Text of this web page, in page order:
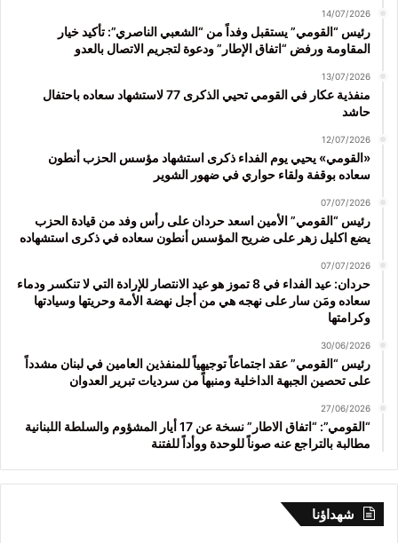
14/07/2026
رئيس “القومي” يستقبل وفداً من “الشعبي الناصري”: تأكيد خيار
المقاومة ورفض “اتفاق الإطار” ودعوة لتجريم الاتصال بالعدو
13/07/2026
منفذية عكار في القومي تحيي الذكرى 77 لاستشهاد سعاده باحتفال
حاشد
12/07/2026
«القومي» يحيي يوم الفداء ذكرى استشهاد مؤسس الحزب أنطون
سعاده بوقفة ولقاء حواري في ضهور الشوير
07/07/2026
رئيس “القومي” الأمين اسعد حردان على رأس وفد من قيادة الحزب
يضع اكليل زهر على ضريح المؤسس أنطون سعاده في ذكرى استشهاده
07/07/2026
حردان: عيد الفداء في 8 تموز هو عيد الانتصار للإرادة التي لا تنكسر ودماء
سعاده ومَن سار على نهجه هي من أجل نهضة الأمة وحريتها وسيادتها
وكرامتها
30/06/2026
رئيس “القومي” عقد اجتماعاً توجيهياً للمنفذين العامين في لبنان مشدداً
على تحصين الجبهة الداخلية ومنبهاً من سرديات تبرير العدوان
27/06/2026
“القومي”: “اتفاق الاطار” نسخة عن 17 أيار المشؤوم والسلطة اللبنانية
مطالبة بالتراجع عنه صوناً للوحدة ووأداً للفتنة
شهداؤنا